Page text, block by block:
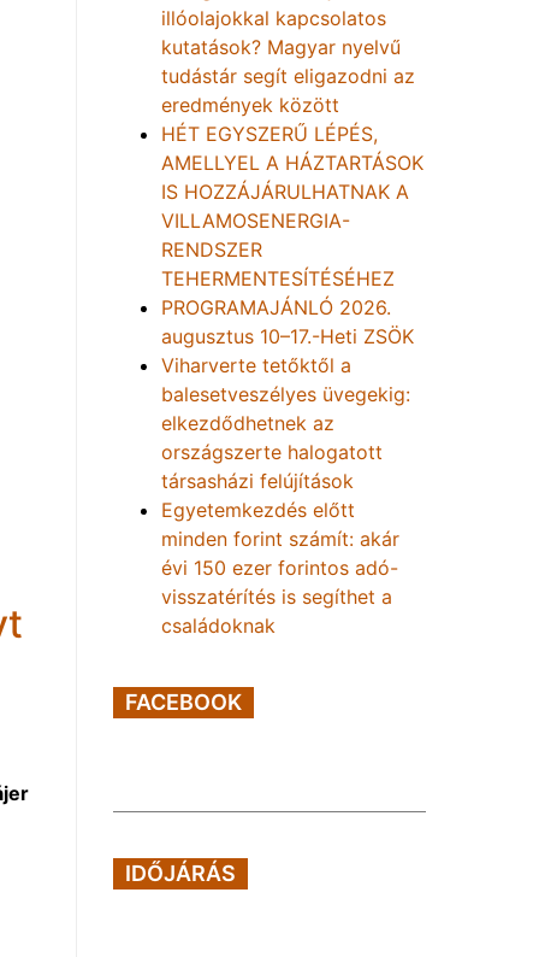
illóolajokkal kapcsolatos
kutatások? Magyar nyelvű
tudástár segít eligazodni az
eredmények között
HÉT EGYSZERŰ LÉPÉS,
AMELLYEL A HÁZTARTÁSOK
IS HOZZÁJÁRULHATNAK A
VILLAMOSENERGIA-
RENDSZER
TEHERMENTESÍTÉSÉHEZ
PROGRAMAJÁNLÓ 2026.
augusztus 10–17.-Heti ZSÖK
Viharverte tetőktől a
balesetveszélyes üvegekig:
elkezdődhetnek az
országszerte halogatott
társasházi felújítások
Egyetemkezdés előtt
minden forint számít: akár
évi 150 ezer forintos adó-
visszatérítés is segíthet a
családoknak
FACEBOOK
IDŐJÁRÁS